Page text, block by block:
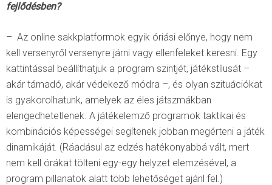
fejlődésben?
– Az online sakkplatformok egyik óriási előnye, hogy nem
kell versenyről versenyre járni vagy ellenfeleket keresni. Egy
kattintással beállíthatjuk a program szintjét, játékstílusát –
akár támadó, akár védekező módra –, és olyan szituációkat
is gyakorolhatunk, amelyek az éles játszmákban
elengedhetetlenek. A játékelemző programok taktikai és
kombinációs képességei segítenek jobban megérteni a játék
dinamikáját. (Ráadásul az edzés hatékonyabbá vált, mert
nem kell órákat tölteni egy-egy helyzet elemzésével, a
program pillanatok alatt több lehetőséget ajánl fel.)